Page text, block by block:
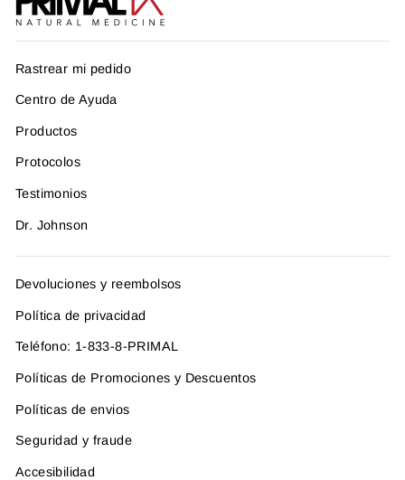
Rastrear mi pedido
Centro de Ayuda
Productos
Protocolos
Testimonios
Dr. Johnson
Devoluciones y reembolsos
Política de privacidad
Teléfono: 1-833-8-PRIMAL
Políticas de Promociones y Descuentos
Políticas de envios
Seguridad y fraude
Accesibilidad